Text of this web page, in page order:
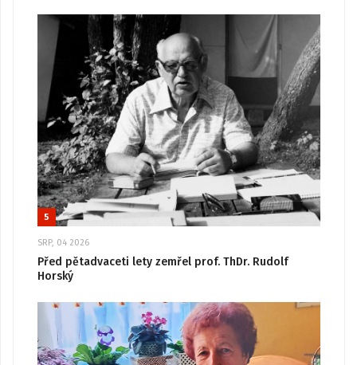
5
SRP, 04 2026
Před pětadvaceti lety zemřel prof. ThDr. Rudolf
Horský